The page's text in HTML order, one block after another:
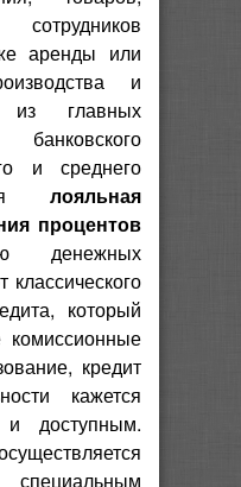
аренды или
и
из главных
и среднего
лояльная
процентов
денежных
классического
который
комиссионные
кредит
кажется
доступным.